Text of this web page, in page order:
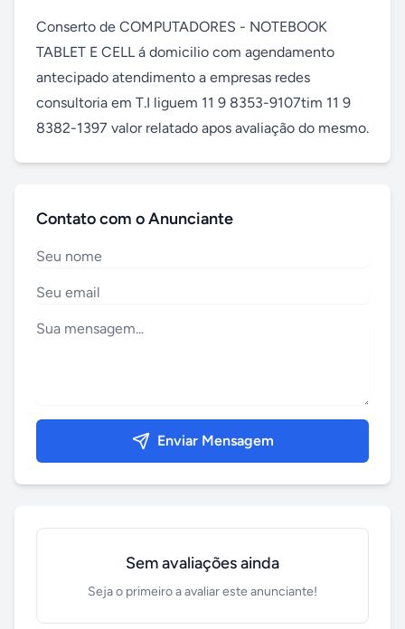
Conserto de COMPUTADORES - NOTEBOOK
TABLET E CELL á domicilio com agendamento
antecipado atendimento a empresas redes
consultoria em T.I liguem 11 9 8353-9107tim 11 9
8382-1397 valor relatado apos avaliação do mesmo.
Contato com o Anunciante
Enviar Mensagem
Sem avaliações ainda
Seja o primeiro a avaliar este anunciante!